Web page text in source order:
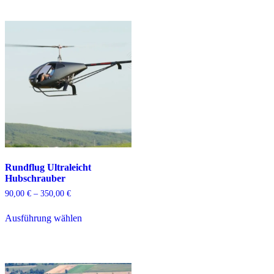
Rundflug Ultraleicht
Hubschrauber
90,00 € – 350,00 €Preisspanne:
350,00 €
Ausführung wählenProdukt
auf.